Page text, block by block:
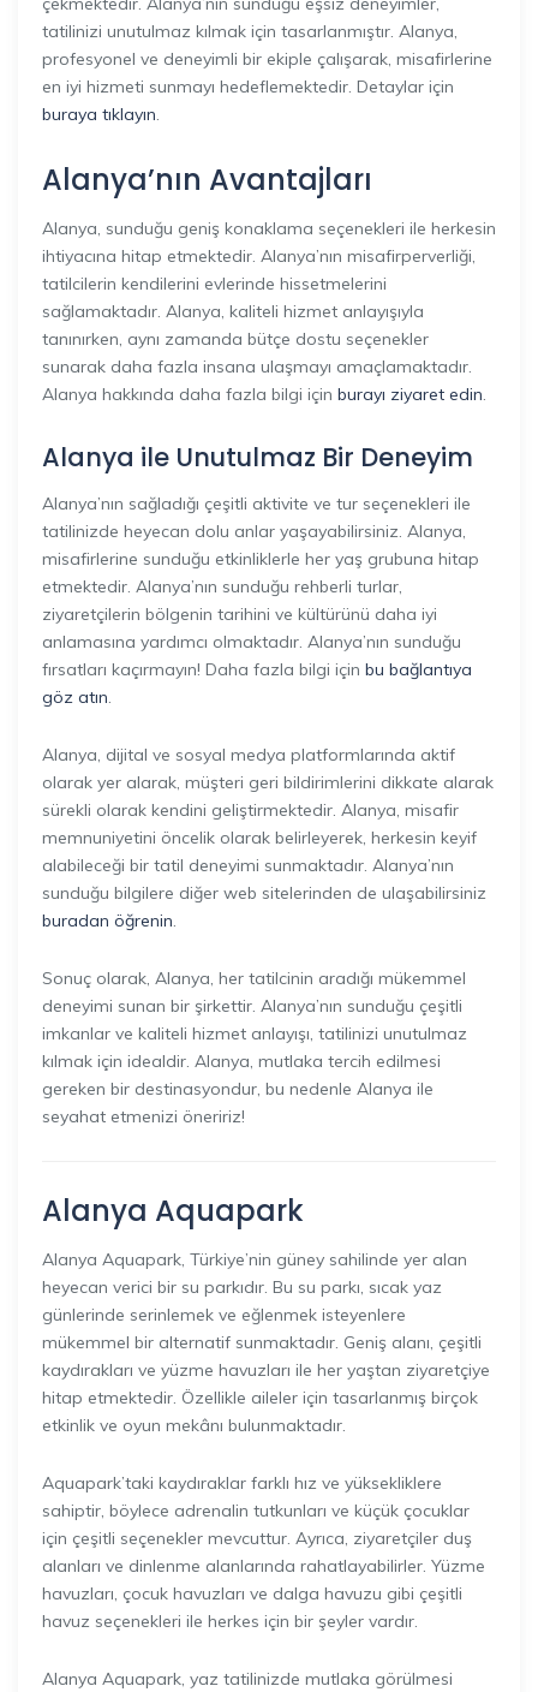
tatilinizi unutulmaz kılmak için tasarlanmıştır. Alanya,
profesyonel ve deneyimli bir ekiple çalışarak, misafirlerine
en iyi hizmeti sunmayı hedeflemektedir. Detaylar için
buraya tıklayın.
Alanya’nın Avantajları
Alanya, sunduğu geniş konaklama seçenekleri ile herkesin
ihtiyacına hitap etmektedir. Alanya’nın misafirperverliği,
tatilcilerin kendilerini evlerinde hissetmelerini
sağlamaktadır. Alanya, kaliteli hizmet anlayışıyla
tanınırken, aynı zamanda bütçe dostu seçenekler
sunarak daha fazla insana ulaşmayı amaçlamaktadır.
Alanya hakkında daha fazla bilgi için burayı ziyaret edin.
Alanya ile Unutulmaz Bir Deneyim
Alanya’nın sağladığı çeşitli aktivite ve tur seçenekleri ile
tatilinizde heyecan dolu anlar yaşayabilirsiniz. Alanya,
misafirlerine sunduğu etkinliklerle her yaş grubuna hitap
etmektedir. Alanya’nın sunduğu rehberli turlar,
ziyaretçilerin bölgenin tarihini ve kültürünü daha iyi
anlamasına yardımcı olmaktadır. Alanya’nın sunduğu
fırsatları kaçırmayın! Daha fazla bilgi için bu bağlantıya
göz atın.
Alanya, dijital ve sosyal medya platformlarında aktif
olarak yer alarak, müşteri geri bildirimlerini dikkate alarak
sürekli olarak kendini geliştirmektedir. Alanya, misafir
memnuniyetini öncelik olarak belirleyerek, herkesin keyif
alabileceği bir tatil deneyimi sunmaktadır. Alanya’nın
sunduğu bilgilere diğer web sitelerinden de ulaşabilirsiniz
buradan öğrenin.
Sonuç olarak, Alanya, her tatilcinin aradığı mükemmel
deneyimi sunan bir şirkettir. Alanya’nın sunduğu çeşitli
imkanlar ve kaliteli hizmet anlayışı, tatilinizi unutulmaz
kılmak için idealdir. Alanya, mutlaka tercih edilmesi
gereken bir destinasyondur, bu nedenle Alanya ile
seyahat etmenizi öneririz!
Alanya Aquapark
Alanya Aquapark, Türkiye’nin güney sahilinde yer alan
heyecan verici bir su parkıdır. Bu su parkı, sıcak yaz
günlerinde serinlemek ve eğlenmek isteyenlere
mükemmel bir alternatif sunmaktadır. Geniş alanı, çeşitli
kaydırakları ve yüzme havuzları ile her yaştan ziyaretçiye
hitap etmektedir. Özellikle aileler için tasarlanmış birçok
etkinlik ve oyun mekânı bulunmaktadır.
Aquapark’taki kaydıraklar farklı hız ve yüksekliklere
sahiptir, böylece adrenalin tutkunları ve küçük çocuklar
için çeşitli seçenekler mevcuttur. Ayrıca, ziyaretçiler duş
alanları ve dinlenme alanlarında rahatlayabilirler. Yüzme
havuzları, çocuk havuzları ve dalga havuzu gibi çeşitli
havuz seçenekleri ile herkes için bir şeyler vardır.
Alanya Aquapark, yaz tatilinizde mutlaka görülmesi